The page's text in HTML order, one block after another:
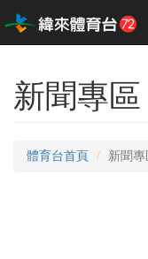
新聞專區
體育台首頁 新聞專